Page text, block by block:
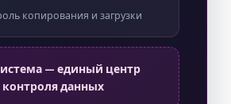
копирования и загрузки
— единый центр
контроля данных